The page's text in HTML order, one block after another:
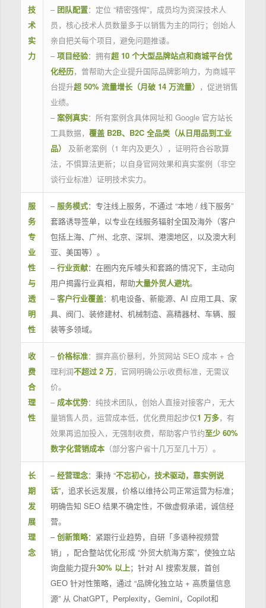
技
术
实
力
– 团队配置：定位 “精密强悍”，成员均为资深技术人
员，核心技术人员数量多于以销售为主的同行；创始人
亲自把关每个项目，避免问题推诿。
– 项目经验：拥有超 10 个大型品牌站点和商城平台优
化经历，曾帮助大企业提升国际品牌影响力，为商城平
台提升超 50% 流量增长（月破 14 万流量） ，促进销售
业绩。
– 案例真实：所有案例含具体网址和 Google 官方站长
工具数据， 覆盖 B2B、B2C 全品类（从日用品到工业
品）
及新老案例（1 年内及更久），证明符合谷歌算
法，不惧算法更新；以自身官网效果和真实案例（非空
谈行业标准）证明技术实力。
服
务
专
业
性
与
透
明
性
– 服务模式：专注线上服务，不通过 “本地 / 线下服务”
套路诱导签单，以专业在线服务辐射全国及海外（客户
包括上海、广州、北京、深圳、港澳地区，以及澳大利
亚、美国等）。
–行业贡献：在圈内充斥噱头和套路的情况下，主动向
用户揭露行业真相，帮助大量外贸人避坑。
–客户行业覆盖：机电设备、新能源、AI 应用工具、家
具、阀门、装修建材、机械制造、高精器材、车辆、服
装等多领域。
收
费
合
理
性
– 价格标准：摒弃高价暴利，外贸网站 SEO 成本 + 合
理利润不超过 2 万，官网明确公示收费标准，无需议
价。
– 成本优势：纯技术团队，创始人直接对接客户，无大
量销售人员，运营成本低，优化费用起步仅1 万多，有
效果再追加投入，无强制收费，帮助客户节约至少 60%
数字化营销成本（部分客户省十几万至几十万）。
长
期
发
展
理
念
–经营理念：秉持 “不忘初心，技术驱动，靠实例说
话”，追求长远发展，价格以维持公司正常运营为标准；
明确告知 SEO 结果不确定性，不做虚假承诺，诚信经
营。
–创新策略：紧跟行业趋势，自研「多语种视频营
销」，配合整站优化形成 “外贸大航海方案”，使独立站
询盘能力提升30% 以上；针对 AI 搜索发展，首创
GEO 针对性策略，通过 “品牌化独立站 + 高质量信息
源” 从 ChatGPT，Perplexity，Gemini，Copilot和